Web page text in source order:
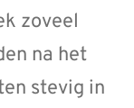
zoveel
na het
stevig in